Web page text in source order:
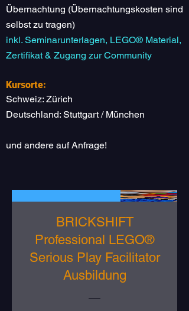
Übernachtung (Übernachtungskosten sind
selbst zu tragen)
inkl. Seminarunterlagen, LEGO® Material,
Zertifikat & Zugang zur Community
Kursorte:
Schweiz: Zürich
Deutschland: Stuttgart / München
und andere auf Anfrage!
LEGO® Serious Play
BRICKSHIFT
Professional LEGO®
Serious Play Facilitator
Ausbildung